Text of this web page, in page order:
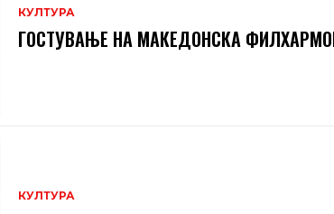
КУЛТУРА
ГОСТУВАЊЕ НА МАКЕДОНСКА
КУЛТУРА